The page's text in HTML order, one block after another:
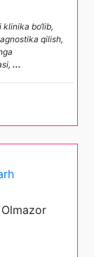
bo‘lib,
qilish,
...